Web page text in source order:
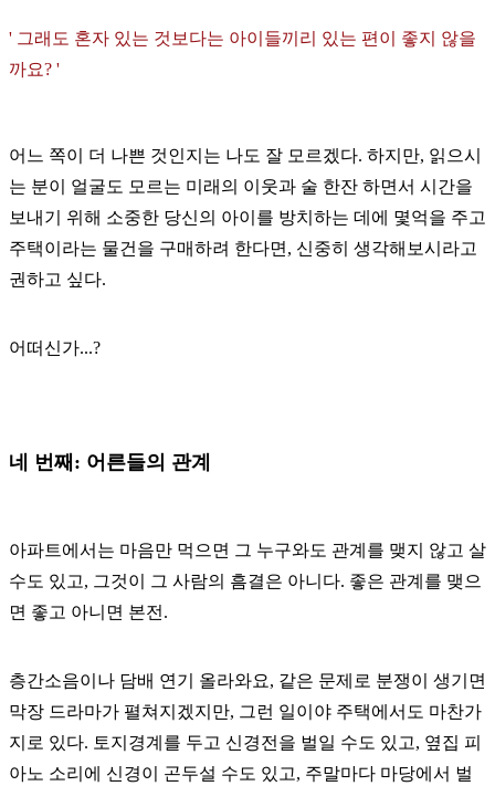
' 그래도 혼자 있는 것보다는 아이들끼리 있는 편이 좋지 않을
까요? '
어느 쪽이 더 나쁜 것인지는 나도 잘 모르겠다. 하지만, 읽으시
는 분이 얼굴도 모르는 미래의 이웃과 술 한잔 하면서 시간을
보내기 위해 소중한 당신의 아이를 방치하는 데에 몇억을 주고
주택이라는 물건을 구매하려 한다면, 신중히 생각해보시라고
권하고 싶다.
어떠신가...?
네 번째: 어른들의 관계
아파트에서는 마음만 먹으면 그 누구와도 관계를 맺지 않고 살
수도 있고, 그것이 그 사람의 흠결은 아니다. 좋은 관계를 맺으
면 좋고 아니면 본전.
층간소음이나 담배 연기 올라와요, 같은 문제로 분쟁이 생기면
막장 드라마가 펼쳐지겠지만, 그런 일이야 주택에서도 마찬가
지로 있다. 토지경계를 두고 신경전을 벌일 수도 있고, 옆집 피
아노 소리에 신경이 곤두설 수도 있고, 주말마다 마당에서 벌